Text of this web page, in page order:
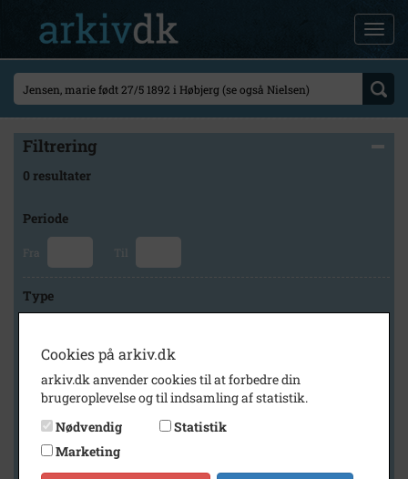
Filtrering
0 resultater
Periode
Fra Til
Type
Arkiv
Lokalarkivet Alsønderup -Tjæreby
Cookies på arkiv.dk
arkiv.dk anvender cookies til at forbedre din
brugeroplevelse og til indsamling af statistik.
Nødvendig
Statistik
Marketing